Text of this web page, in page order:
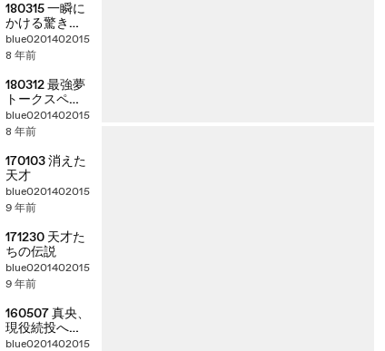
180315 一瞬に
かける驚き
の"工夫"
blue0201402015
8 年前
180312 最強夢
トークスペシ
ャル
blue0201402015
8 年前
170103 消えた
天才
blue0201402015
9 年前
171230 天才た
ちの伝説
blue0201402015
9 年前
160507 真央、
現役続投への
決意
blue0201402015